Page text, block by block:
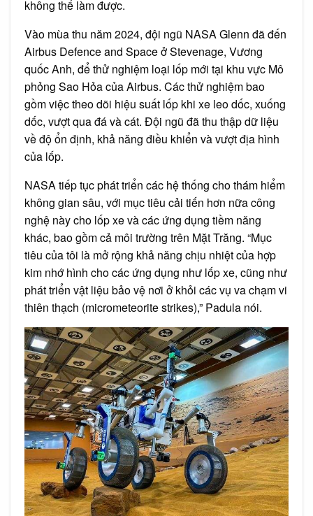
không thể làm được.
Vào mùa thu năm 2024, đội ngũ NASA Glenn đã đến
Airbus Defence and Space ở Stevenage, Vương
quốc Anh, để thử nghiệm loại lốp mới tại khu vực Mô
phỏng Sao Hỏa của Airbus. Các thử nghiệm bao
gồm việc theo dõi hiệu suất lốp khi xe leo dốc, xuống
dốc, vượt qua đá và cát. Đội ngũ đã thu thập dữ liệu
về độ ổn định, khả năng điều khiển và vượt địa hình
của lốp.
NASA tiếp tục phát triển các hệ thống cho thám hiểm
không gian sâu, với mục tiêu cải tiến hơn nữa công
nghệ này cho lốp xe và các ứng dụng tiềm năng
khác, bao gồm cả môi trường trên Mặt Trăng. “Mục
tiêu của tôi là mở rộng khả năng chịu nhiệt của hợp
kim nhớ hình cho các ứng dụng như lốp xe, cũng như
phát triển vật liệu bảo vệ nơi ở khỏi các vụ va chạm vi
thiên thạch (micrometeorite strikes),” Padula nói.